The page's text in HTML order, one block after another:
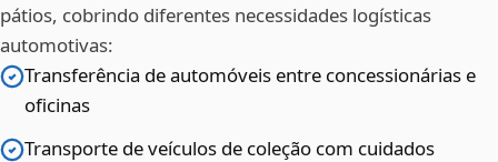
pátios, cobrindo diferentes necessidades logísticas
automotivas:
Transferência de automóveis entre concessionárias e
oficinas
Transporte de veículos de coleção com cuidados